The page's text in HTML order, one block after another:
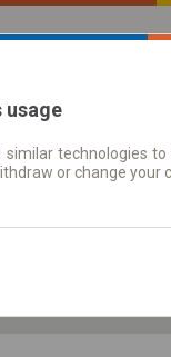
Journey planner |
usage
similar technologies
or change